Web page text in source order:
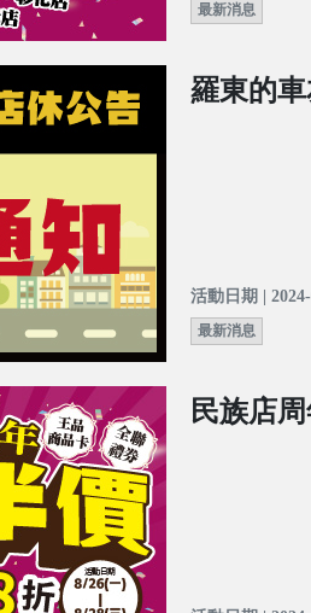
最新消息
羅東的
活動日期 |
最新消息
民族店